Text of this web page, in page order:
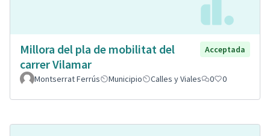
Millora del pla de mobilitat del
carrer Vilamar
Acceptada
Montserrat Ferrús Municipio Calles y Viales 0 0